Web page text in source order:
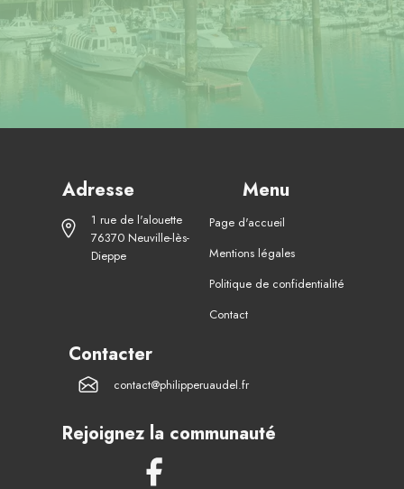
Adresse
1 rue de l'alouette
76370 Neuville-lès-
Dieppe
Contacter
contact@philipperuaudel.fr
Menu
Page d'accueil
Mentions légales
Politique de confidentialité
Contact
Rejoignez la communauté